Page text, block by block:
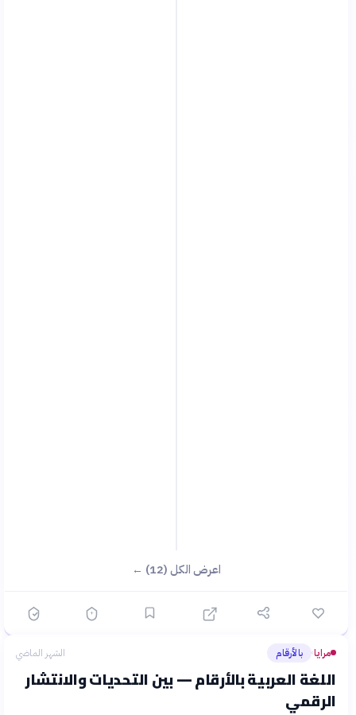
اعرض الكل (12) ←
مرايا› بالأرقام الشهر الماضي
اللغة العربية بالأرقام — بين التحديات والانتشار
الرقمي